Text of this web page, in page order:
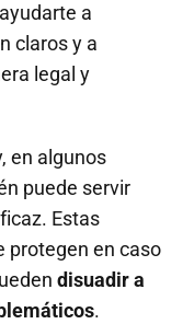
a
claros y a
legal y
en algunos
puede servir
Estas
protegen en caso
disuadir a
.